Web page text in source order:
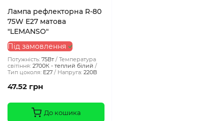
Лампа рефлекторна R-80
75W Е27 матова
"LEMANSO"
Під замовлення
Потужність: 75Вт
Температура
світіння: 2700К - теплий білий
Тип цоколя: E27 Напруга: 220В
47.52 грн
До кошика